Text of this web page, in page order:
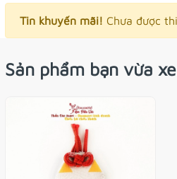
túi nhựa cho mẫu này òi
Tin khuyến mãi! Chưa được
Sản phẩm bạn vừa